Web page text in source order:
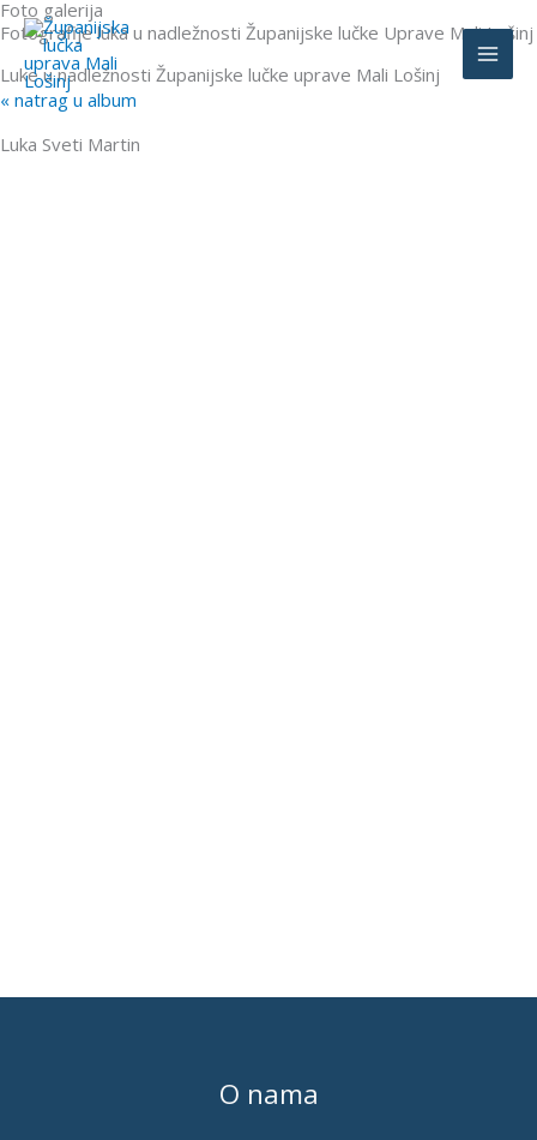
Skip
to
content
Foto galerija
Fotografije luka u nadležnosti Županijske lučke Uprave Mali Lošinj
Luke u nadležnosti Županijske lučke uprave Mali Lošinj
« natrag u album
Luka Sveti Martin
O nama